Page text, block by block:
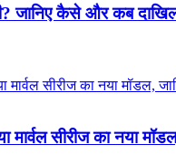
जानिए कैसे और कब
मार्वल सीरीज का नया